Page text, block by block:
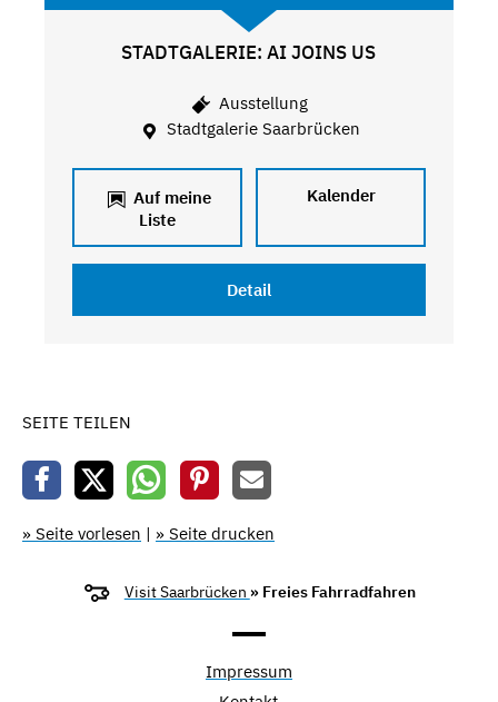
STADTGALERIE: AI JOINS US
Ausstellung
Stadtgalerie Saarbrücken
Auf meine
Liste
Kalender
Detail
SEITE TEILEN
» Seite vorlesen | » Seite drucken
Visit Saarbrücken » Freies Fahrradfahren
Impressum